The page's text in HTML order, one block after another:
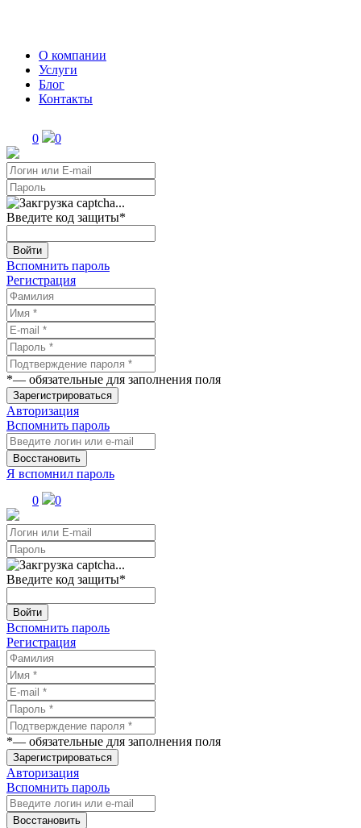
О компании
Услуги
Блог
Контакты
0 0
Введите код защиты*
Войти
Вспомнить пароль
Регистрация
*— обязательные для заполнения поля
Зарегистрироваться
Авторизация
Вспомнить пароль
Восстановить
Я вспомнил пароль
0
0
Введите код защиты*
Войти
Вспомнить пароль
Регистрация
*— обязательные для заполнения поля
Зарегистрироваться
Авторизация
Вспомнить пароль
Восстановить